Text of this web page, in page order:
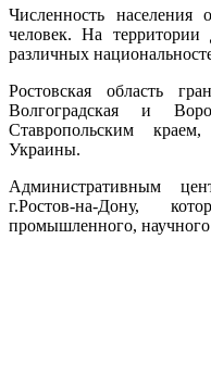
Численность населения
человек. На
различных
Ростовская область
Волгоградская и
Ставропольским
Украины.
Административным
г.Ростов-на-Дону,
промышленного, научного